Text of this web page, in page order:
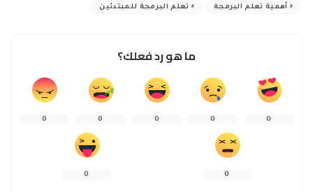
أهمية تعلم البرمجة تعلم البرمجة للمبتدئين
ما هو رد فعلك؟
0
0
0
0
0
0
0